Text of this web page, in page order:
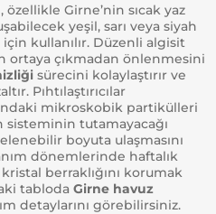
Girne’nin sıcak yaz
yeşil, sarı veya siyah
kullanılır. Düzenli algisit
ortaya çıkmadan önlenmesini
sürecini kolaylaştırır ve
Pıhtılaştırıcılar
mikroskobik partikülleri
tutamayacağı
boyuta ulaşmasını
dönemlerinde haftalık
berraklığını korumak
tabloda Girne havuz
detaylarını görebilirsiniz.